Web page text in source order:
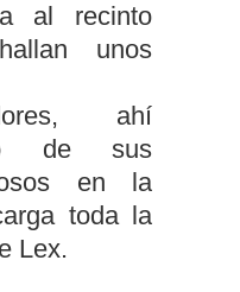
al recinto
unos
ahí
de sus
en la
toda la
Lex.